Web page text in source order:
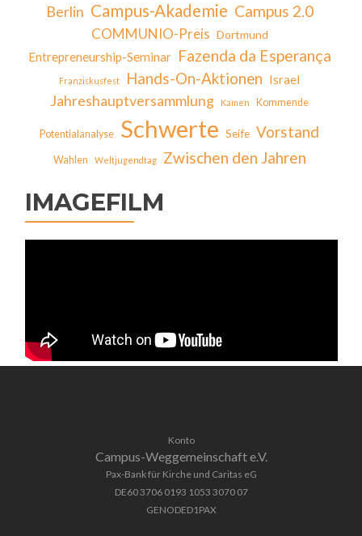
Berlin Campus-Akademie Campus 2.0
COMMUNIO-Preis Dortmund
Entrepreneurship-Seminar Fazenda da Esperança
Franziskusfest Hands-On-Aktionen Israel
Jahreshauptversammlung Kamen Kommende
Potentialanalyse Schwerte Seife Vorstand
Wahlen Weltjugendtag Zwischen den Jahren
IMAGEFILM
Konto
Campus-Weggemeinschaft e.V.
Pax-Bank für Kirche und Caritas eG
DE60 3706 0193 1053 3070 07
GENODED1PAX